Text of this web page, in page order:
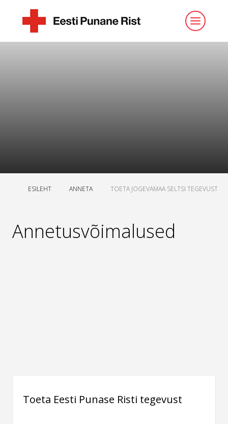
ESILEHT ANNETA TOETA JOGEVAMAA SELTSI TEGEVUST
Annetusvõimalused
Toeta Eesti Punase Risti tegevust